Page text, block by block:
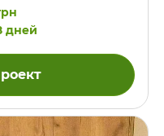
сделаны полки, а
вешать одежду на
тоже сделали полки, но
спереди
Перед полками
как обычная
обитые тканью мягкие
дней